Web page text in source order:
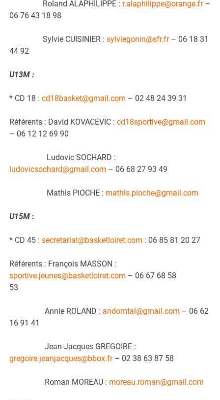
Roland ALAPHILIPPE : r.alaphilippe@orange.fr–
06 76 43 18 98
Sylvie CUISINIER :sylviegonin@sfr.fr– 06 18 31
44 92
U13M :
* CD 18 :cd18basket@gmail.com – 02 48 24 39 31
Référents : David KOVACEVIC :cd18sportive@gmail.com
– 06 12 12 69 90
Ludovic SOCHARD :
ludovicsochard@gmail.com – 06 68 27 93 49
Mathis PIOCHE : mathis.pioche@gmail.com
U15M :
* CD 45 :secretariat@basketloiret.com : 06 85 81 20 27
Référents : François MASSON :
sportive.jeunes@basketloiret.com – 06 67 68 58
53
Annie ROLAND : andomtal@gmail.com – 06 62
16 91 41
Jean-Jacques GREGOIRE :
gregoire.jeanjacques@bbox.fr– 02 38 63 87 58
Roman MOREAU : moreau.roman@gmail.com